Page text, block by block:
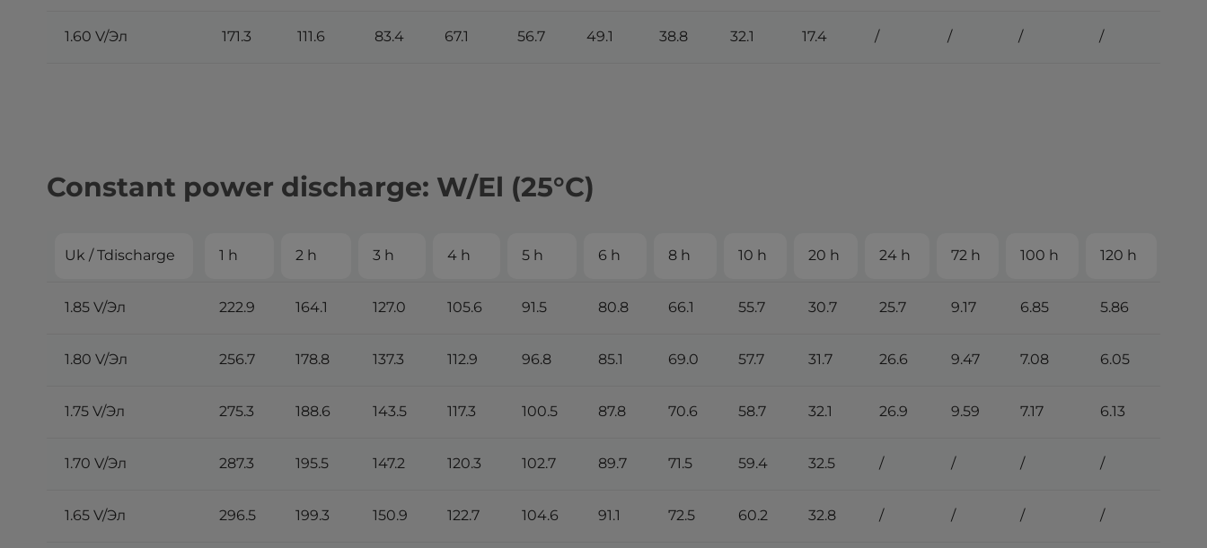
1.60 V/Эл 171.3 111.6 83.4 67.1 56.7 49.1 38.8 32.1 17.4 / / / /
Constant power discharge: W/El (25°С)
Uk / Tdischarge 1 h 2 h 3 h 4 h 5 h 6 h 8 h 10 h 20 h 24 h 72 h 100 h 120 h
1.85 V/Эл 222.9 164.1 127.0 105.6 91.5 80.8 66.1 55.7 30.7 25.7 9.17 6.85 5.86
1.80 V/Эл 256.7 178.8 137.3 112.9 96.8 85.1 69.0 57.7 31.7 26.6 9.47 7.08 6.05
1.75 V/Эл 275.3 188.6 143.5 117.3 100.5 87.8 70.6 58.7 32.1 26.9 9.59 7.17 6.13
1.70 V/Эл 287.3 195.5 147.2 120.3 102.7 89.7 71.5 59.4 32.5 / / / /
1.65 V/Эл 296.5 199.3 150.9 122.7 104.6 91.1 72.5 60.2 32.8 / / / /